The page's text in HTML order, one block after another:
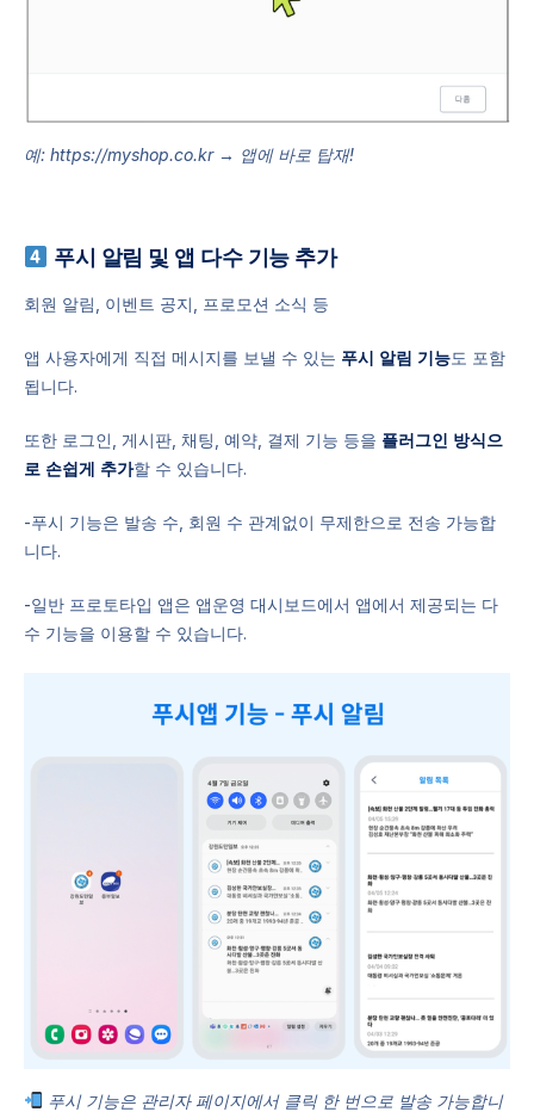
예: https://myshop.co.kr → 앱에 바로 탑재!
푸시 알림 및 앱 다수 기능 추가
회원 알림, 이벤트 공지, 프로모션 소식 등
앱 사용자에게 직접 메시지를 보낼 수 있는 푸시 알림 기능도 포함
됩니다.
또한 로그인, 게시판, 채팅, 예약, 결제 기능 등을 플러그인 방식으
로 손쉽게 추가할 수 있습니다.
-푸시 기능은 발송 수, 회원 수 관계없이 무제한으로 전송 가능합
니다.
-일반 프로토타입 앱은 앱운영 대시보드에서 앱에서 제공되는 다
수 기능을 이용할 수 있습니다.
푸시 기능은 관리자 페이지에서 클릭 한 번으로 발송 가능합니